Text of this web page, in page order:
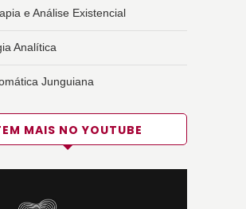
e Análise Existencial
Analítica
Junguiana
MAIS NO YOUTUBE